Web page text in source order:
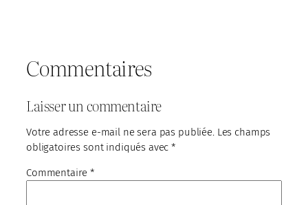
Commentaires
Laisser un commentaire
Votre adresse e-mail ne sera pas publiée. Les champs
obligatoires sont indiqués avec*
Commentaire*